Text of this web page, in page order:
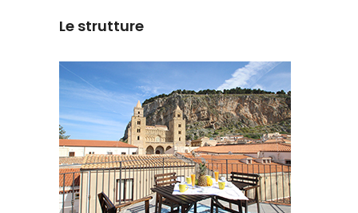
Le strutture